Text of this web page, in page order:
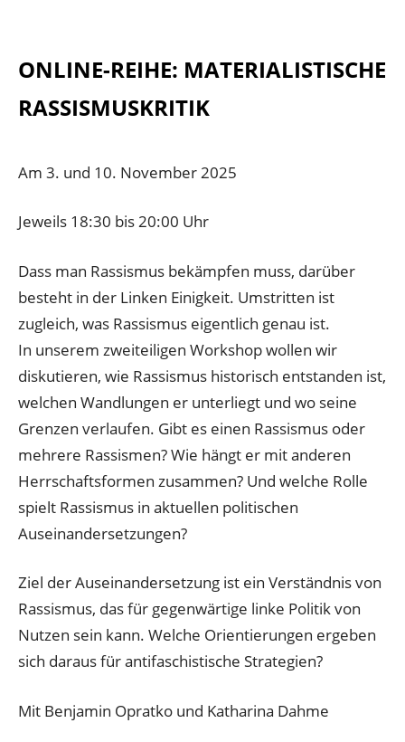
ONLINE-REIHE: MATERIALISTISCHE
RASSISMUSKRITIK
Am 3. und 10. November 2025
Jeweils 18:30 bis 20:00 Uhr
Dass man Rassismus bekämpfen muss, darüber
besteht in der Linken Einigkeit. Umstritten ist
zugleich, was Rassismus eigentlich genau ist.
In unserem zweiteiligen Workshop wollen wir
diskutieren, wie Rassismus historisch entstanden ist,
welchen Wandlungen er unterliegt und wo seine
Grenzen verlaufen. Gibt es einen Rassismus oder
mehrere Rassismen? Wie hängt er mit anderen
Herrschaftsformen zusammen? Und welche Rolle
spielt Rassismus in aktuellen politischen
Auseinandersetzungen?
Ziel der Auseinandersetzung ist ein Verständnis von
Rassismus, das für gegenwärtige linke Politik von
Nutzen sein kann. Welche Orientierungen ergeben
sich daraus für antifaschistische Strategien?
Mit Benjamin Opratko und Katharina Dahme